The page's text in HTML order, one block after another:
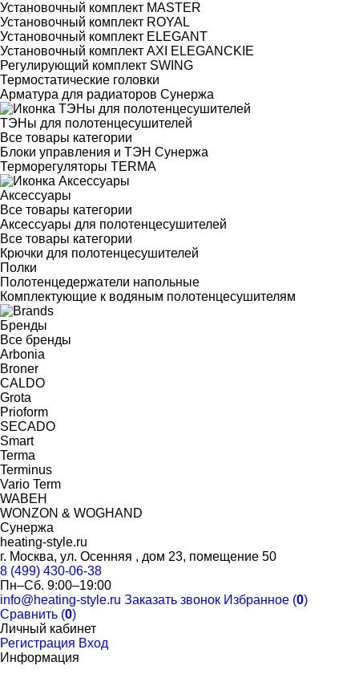
Установочный комплект MASTER
Установочный комплект ROYAL
Установочный комплект ELEGANT
Установочный комплект AXI ELEGANCKIE
Регулирующий комплект SWING
Термостатические головки
Арматура для радиаторов Сунержа
ТЭНы для полотенцесушителей
Все товары категории
Блоки управления и ТЭН Сунержа
Терморегуляторы TERMA
Аксессуары
Все товары категории
Аксессуары для полотенцесушителей
Все товары категории
Крючки для полотенцесушителей
Полки
Полотенцедержатели напольные
Комплектующие к водяным полотенцесушителям
Бренды
Все бренды
Arbonia
Broner
CALDO
Grota
Prioform
SECADO
Smart
Terma
Terminus
Vario Term
WABEH
WONZON & WOGHAND
Сунержа
heating-style.ru
г. Москва, ул. Осенняя , дом 23, помещение 50
8 (499) 430-06-38
Пн–Сб. 9:00–19:00
info@heating-style.ru Заказать звонок Избранное (0)
Сравнить (0)
Личный кабинет
Регистрация Вход
Информация